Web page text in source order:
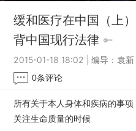
缓和医疗在中国（上
背中国现行法律
2015-01-18 18:02 |编导：袁新
0条评论
所有关于本人身体和疾病的事
关注生命质量的时候